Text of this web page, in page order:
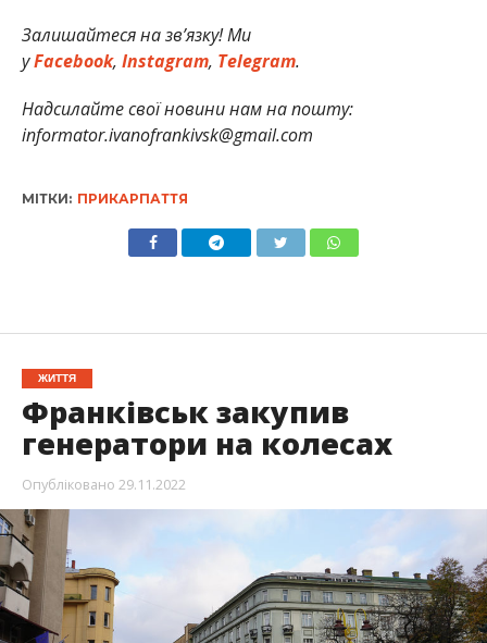
Залишайтеся на зв’язку! Ми
уFacebook, Instagram, Telegram.
Надсилайте свої новини нам на пошту:
informator.ivanofrankivsk@gmail.com
МІТКИ: ПРИКАРПАТТЯ
ЖИТТЯ
Франківськ закупив
генератори на колесах
Опубліковано 29.11.2022